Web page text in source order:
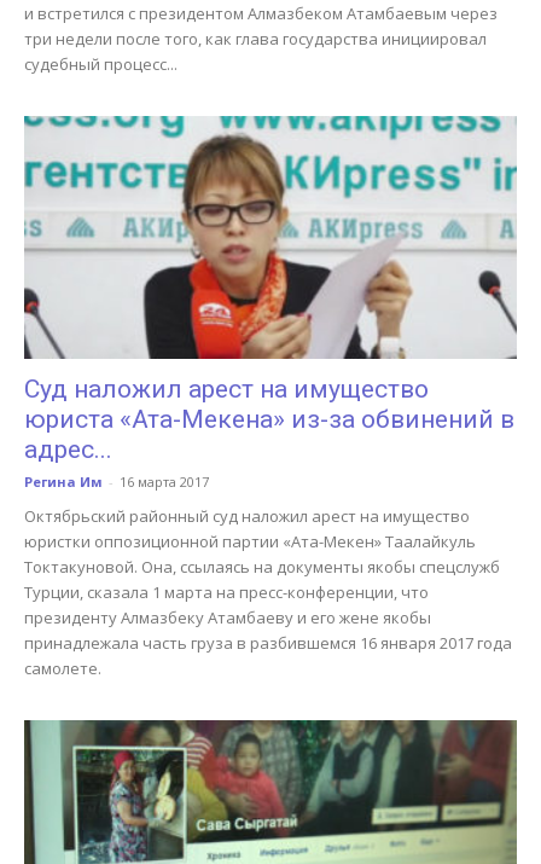
и встретился с президентом Алмазбеком Атамбаевым через
три недели после того, как глава государства инициировал
судебный процесс...
Суд наложил арест на имущество
юриста «Ата-Мекена» из-за обвинений в
адрес...
Регина Им - 16 марта 2017
Октябрьский районный суд наложил арест на имущество
юристки оппозиционной партии «Ата-Мекен» Таалайкуль
Токтакуновой. Она, ссылаясь на документы якобы спецслужб
Турции, сказала 1 марта на пресс-конференции, что
президенту Алмазбеку Атамбаеву и его жене якобы
принадлежала часть груза в разбившемся 16 января 2017 года
самолете.